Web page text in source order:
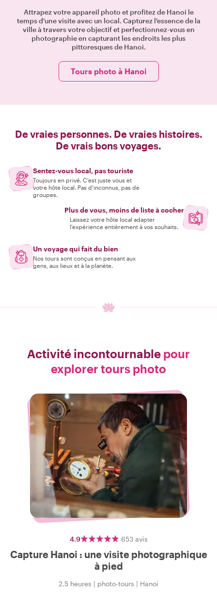
Attrapez votre appareil photo et profitez de Hanoi le
temps d'une visite avec un local. Capturez l'essence de la
ville à travers votre objectif et perfectionnez-vous en
photographie en capturant les endroits les plus
pittoresques de Hanoi.
Tours photo à Hanoi
De vraies personnes. De vraies histoires.
De vrais bons voyages.
Sentez-vous local, pas touriste
Toujours en privé. C'est juste vous et
votre hôte local. Pas d'inconnus, pas de
groupes.
Plus de vous, moins de liste à cocher
Laissez votre hôte local adapter
l'expérience entièrement à vos souhaits.
Un voyage qui fait du bien
Nos tours sont conçus en pensant aux
gens, aux lieux et à la planète.
Activité incontournable pour
explorer tours photo
4.9 653 avis
Capture Hanoi : une visite photographique
à pied
2,5 heures | photo-tours | Hanoi